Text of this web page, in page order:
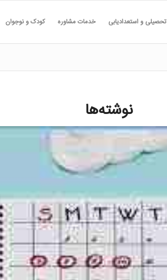
تحصیلی و استعدادیابی خدمات مشاوره کودک و نوجوان
نوشته‌ها